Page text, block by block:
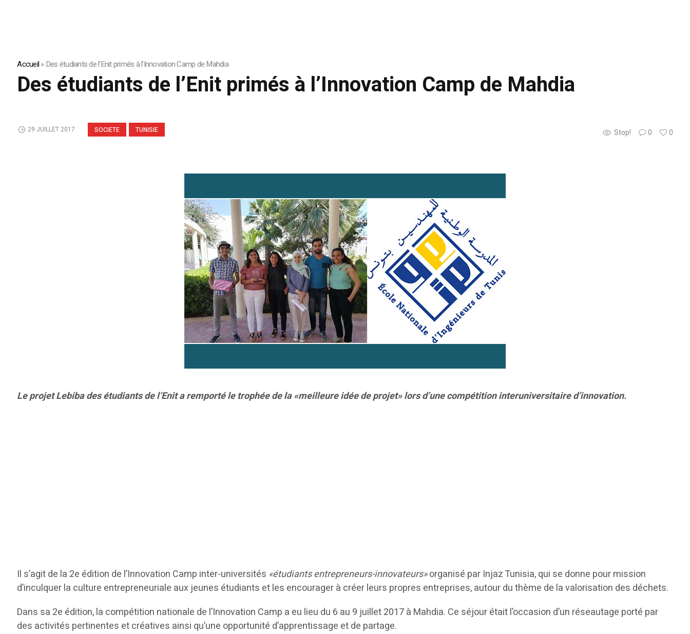
Accueil»Des étudiants de l’Enit primés à l’Innovation Camp de Mahdia
Des étudiants de l’Enit primés à l’Innovation Camp de Mahdia
SOCIETE TUNISIE Stop! 0 0
29 JUILLET 2017
Le projet Lebiba des étudiants de l’Enit a remporté le trophée de la «meilleure idée de projet» lors d’une compétition interuniversitaire d’innovation.
Il s’agit de la 2e édition de l’Innovation Camp inter-universités «étudiants entrepreneurs-innovateurs»organisé par Injaz Tunisia, qui se donne pour mission
d’inculquer la culture entrepreneuriale aux jeunes étudiants et les encourager à créer leurs propres entreprises, autour du thème de la valorisation des déchets.
Dans sa 2e édition, la compétition nationale de l’Innovation Camp a eu lieu du 6 au 9 juillet 2017 à Mahdia. Ce séjour était l’occasion d’un réseautage porté par
des activités pertinentes et créatives ainsi qu’une opportunité d’apprentissage et de partage.